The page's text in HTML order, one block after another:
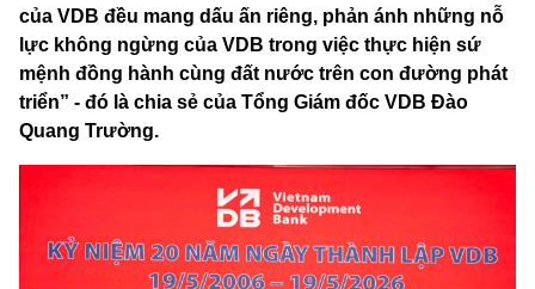
của VDB đều mang dấu ấn riêng, phản ánh những nỗ
lực không ngừng của VDB trong việc thực hiện sứ
mệnh đồng hành cùng đất nước trên con đường phát
triển” - đó là chia sẻ của Tổng Giám đốc VDB Đào
Quang Trường.